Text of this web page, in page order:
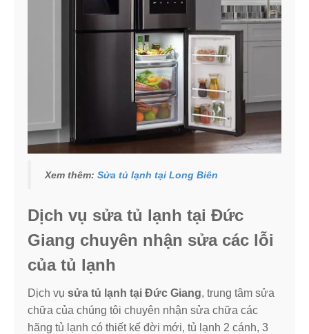
Xem thêm: Sửa tủ lạnh tại Long Biên
Dịch vụ sửa tủ lạnh tại Đức
Giang chuyên nhận sửa các lỗi
của tủ lạnh
Dịch vụ sửa tủ lạnh tại Đức Giang, trung tâm sửa
chữa của chúng tôi chuyên nhận sửa chữa các
hãng tủ lạnh có thiết kế đời mới, tủ lạnh 2 cánh, 3